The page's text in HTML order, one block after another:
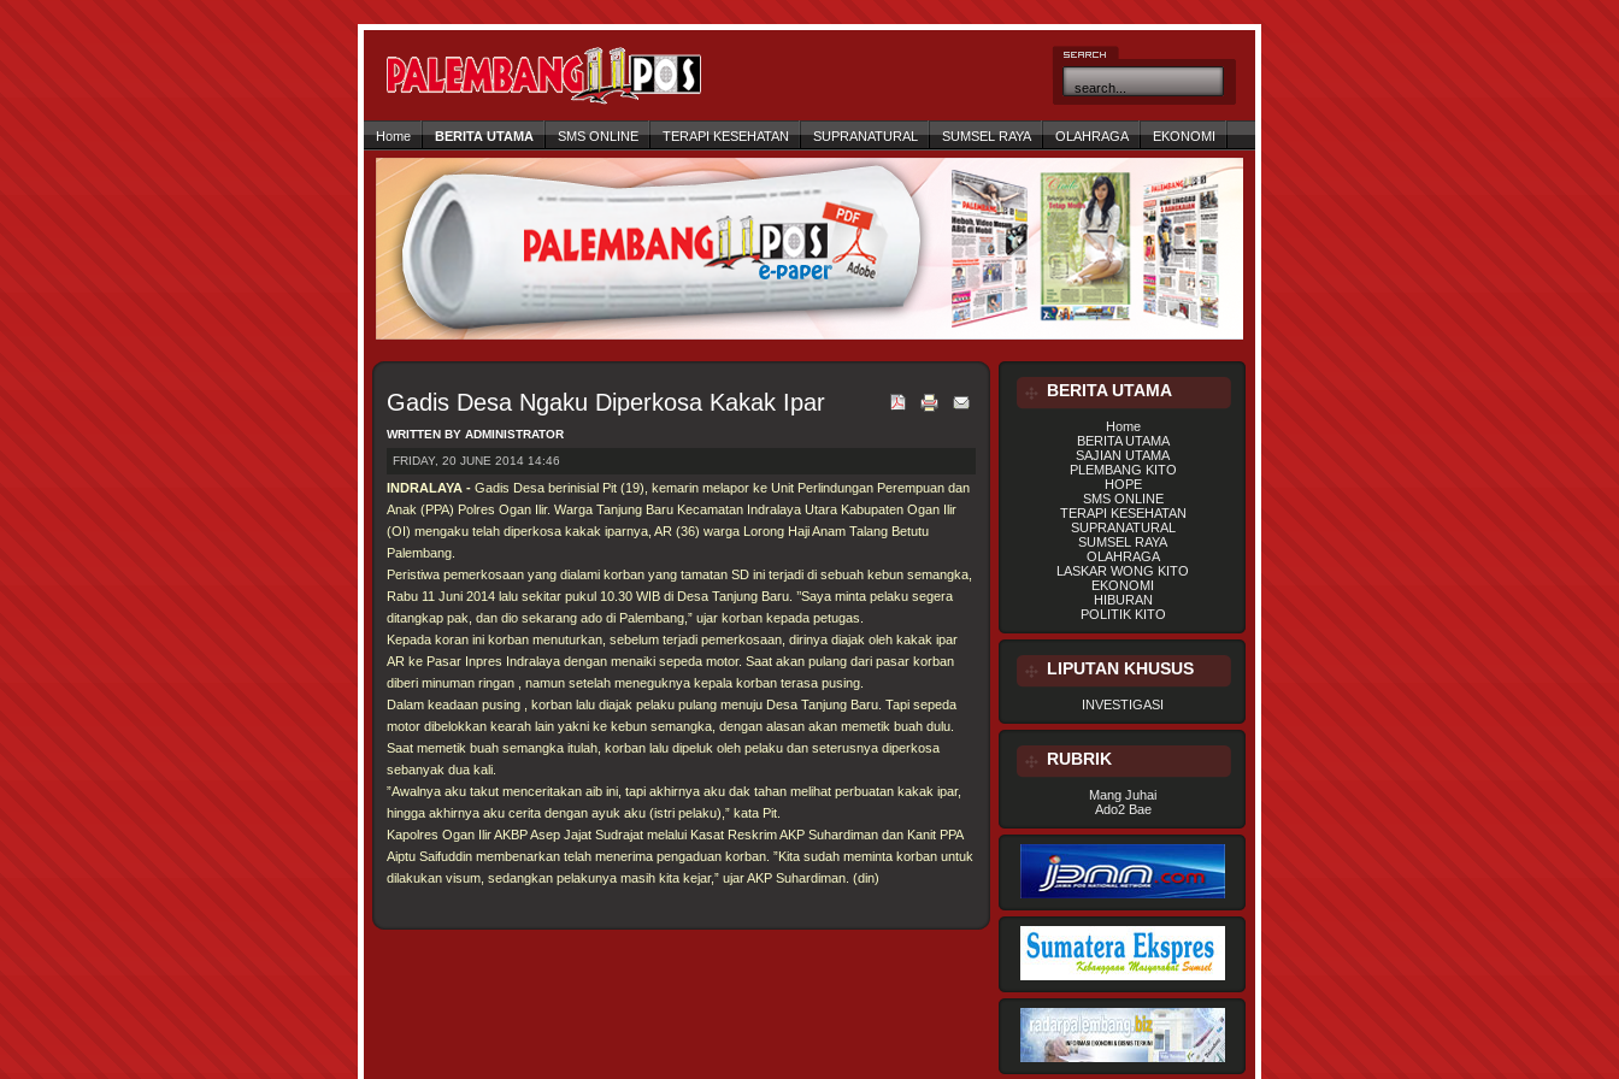
Home BERITA UTAMA SMS ONLINE TERAPI KESEHATAN SUPRANATURAL SUMSEL RAYA OLAHRAGA EKONOMI
BERITA UTAMA
Home
BERITA UTAMA
SAJIAN UTAMA
PLEMBANG KITO
HOPE
SMS ONLINE
TERAPI KESEHATAN
SUPRANATURAL
SUMSEL RAYA
OLAHRAGA
LASKAR WONG KITO
EKONOMI
HIBURAN
POLITIK KITO
LIPUTAN KHUSUS
INVESTIGASI
RUBRIK
Mang Juhai
Ado2 Bae
Gadis Desa Ngaku Diperkosa Kakak Ipar
WRITTEN BY ADMINISTRATOR
FRIDAY, 20 JUNE 2014 14:46
INDRALAYA - Gadis Desa berinisial Pit (19), kemarin melapor ke Unit Perlindungan Perempuan dan
Anak (PPA) Polres Ogan Ilir. Warga Tanjung Baru Kecamatan Indralaya Utara Kabupaten Ogan Ilir
(OI) mengaku telah diperkosa kakak iparnya, AR (36) warga Lorong Haji Anam Talang Betutu
Palembang.
Peristiwa pemerkosaan yang dialami korban yang tamatan SD ini terjadi di sebuah kebun semangka,
Rabu 11 Juni 2014 lalu sekitar pukul 10.30 WIB di Desa Tanjung Baru. ’’Saya minta pelaku segera
ditangkap pak, dan dio sekarang ado di Palembang,” ujar korban kepada petugas.
Kepada koran ini korban menuturkan, sebelum terjadi pemerkosaan, dirinya diajak oleh kakak ipar
AR ke Pasar Inpres Indralaya dengan menaiki sepeda motor. Saat akan pulang dari pasar korban
diberi minuman ringan , namun setelah meneguknya kepala korban terasa pusing.
Dalam keadaan pusing , korban lalu diajak pelaku pulang menuju Desa Tanjung Baru. Tapi sepeda
motor dibelokkan kearah lain yakni ke kebun semangka, dengan alasan akan memetik buah dulu.
Saat memetik buah semangka itulah, korban lalu dipeluk oleh pelaku dan seterusnya diperkosa
sebanyak dua kali.
”Awalnya aku takut menceritakan aib ini, tapi akhirnya aku dak tahan melihat perbuatan kakak ipar,
hingga akhirnya aku cerita dengan ayuk aku (istri pelaku),” kata Pit.
Kapolres Ogan Ilir AKBP Asep Jajat Sudrajat melalui Kasat Reskrim AKP Suhardiman dan Kanit PPA
Aiptu Saifuddin membenarkan telah menerima pengaduan korban. ”Kita sudah meminta korban untuk
dilakukan visum, sedangkan pelakunya masih kita kejar,” ujar AKP Suhardiman. (din)